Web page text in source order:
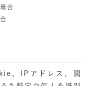
合
、IPアドレス、閲